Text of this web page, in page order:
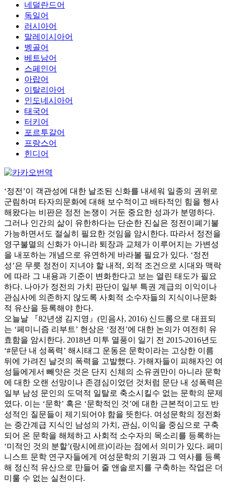
네덜란드어
독일어
러시아어
말레이시아어
벵골어
베트남어
스페인어
아랍어
이탈리아어
인도네시아어
태국어
터키어
포르투갈어
프랑스어
힌디어
‘정전’이 객관성에 대한 날조된 신화를 내세워 일종의 권위로
군림하며 타자의문화에 대해 보수적이고 배타적인 힘을 행사
해왔다는 비판은 정전 논쟁이 거둔 중요한 성과가 분명하다.
그러나 인간의 삶이 유한하다는 단순한 진실은 정전이폐기불
가능하면서도 절실히 필요한 것임을 암시한다. 따라서 정전을
영구불멸의 신화가 아니라 퇴장과 교체가 이루어지는 가변성
을 내포하는 개념으로 유연하게 바라볼 필요가 있다. ‘정전
성’은 무릇 정전이 지녀야 할 내적, 외적 조건으로 시대와 맥락
에 따라 그 내용과 기준이 변화한다고 보는 열린 태도가 필요
하다. 나아가 정전의 가치 판단이 일부 특권 계급의 이익이나
관심사에 의존하지 않도록 사회적 소수자들의 지식이나문화
적 유산을 등록해야 한다.
오늘날 『82년생 김지영』(민음사, 2016) 신드롬으로 대표되
는 ‘페미니즘 리부트’ 현상은 ‘정전’에 대한 논의가 여전히 유
효함을 암시한다. 2018년 미투 열풍이 일기 전 2015-2016년도
‘#문단 내 성폭력’ 해시태그 운동은 문학이라는 고상한 이름
뒤에 가려진 날것의 폭력을 고발했다. 가해자들이 피해자인 여
성들에게서 빼앗은 것은 단지 신체의 소유권만이 아니라 문학
에 대한 오랜 선망이나 존경심이었던 것처럼 문단 내 성폭력은
일부 남성 문인의 도덕적 일탈로 축소시킬수 없는 문학의 문제
였다. 이는 ‘문학’ 혹은 ‘문학적인 것’에 대한 근본적이고도 반
성적인 질문들이 제기되어야 함을 뜻한다. 여성문학의 정전화
는 중간계급 지식인 남성의 가치, 관심, 이익을 중심으로 구축
되어 온 문학을 해체하고 사회적 소수자의 목소리를 등록하는
‘미적인 것의 분할’(랑시에르)이라는 점에서 의미가 있다. 페미
니스트 문학 연구자들에게 여성문학의 기원과 그 역사를 등록
해 정신적 유산으로 만들어 줄 앤솔로지를 구축하는 작업은 더
미룰 수 없는 실천이다.